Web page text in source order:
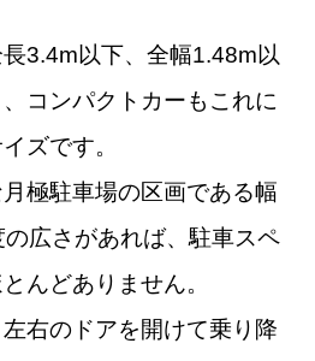
3.4m以下、全幅1.48m以
コンパクトカーもこれに
ズです。
極駐車場の区画である幅
広さがあれば、駐車スペ
んどありません。
右のドアを開けて乗り降